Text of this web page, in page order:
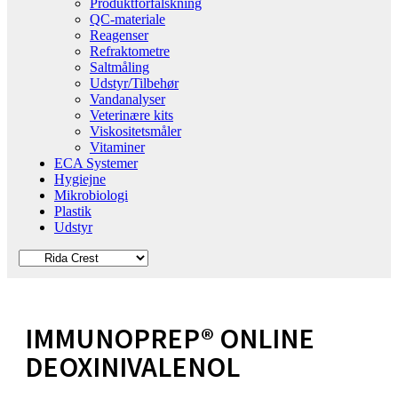
Produktforfalskning
QC-materiale
Reagenser
Refraktometre
Saltmåling
Udstyr/Tilbehør
Vandanalyser
Veterinære kits
Viskositetsmåler
Vitaminer
ECA Systemer
Hygiejne
Mikrobiologi
Plastik
Udstyr
IMMUNOPREP® ONLINE
DEOXINIVALENOL